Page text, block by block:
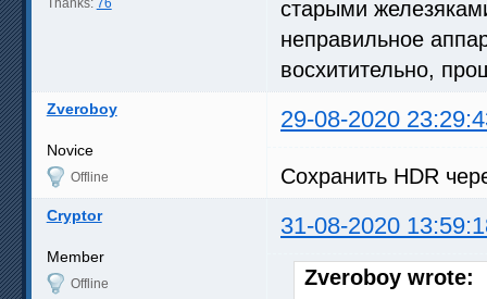
Thanks: 76
старыми
неправильное
восхитительно,
Zveroboy 29-08-2020
Novice
Offline Сохранить HDR
Cryptor 31-08-2020
Member
Offline
Zveroboy wrote: